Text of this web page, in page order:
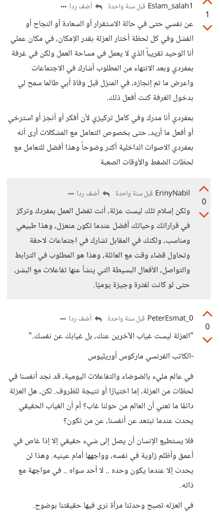
1
Eslam_salah1 قبل سنة واحدة أضف ردا
عن نفسي حتى في حالة الاستقرار أو السعادة أو النجاح أو
الفشل وفي كل لحظة أختار العزلة بقدر الإمكان، في مكان عملي
أنا الوحيد تقريباً الذي لا يعمل في مساحة العمل ولكن في غرفة
بمفردي وبعد الانتهاء من المطلوب أشارك في الاجتماعات
واعرض ما تم إنجازه، في المنزل قبل وفاة أبي طالما سمح لي
بدخول الغرفة كنت أفعل ذلك.
بمفردي أنا مدرك وفي كامل تركيزي لأن أفكر أو أنجز أو استرخي
أو أفعل ما أريد، حتى بخصوص التعامل مع المشكلات أرى أنه
بمفردي الاصوات الداخلية أكثر وضوحاً وهذا أفضل للتعامل مع
لحظات الضغط والأوقات الصعبة
0
ErinyNabil قبل سنة واحدة أضف ردا
ولكن إسلام تلك ليست عزلة، أنت تفضل العمل بمفردك وتركز
في قراراتك وحياتك أفضل عندما تكون منعزل، وهذا طبيعي
ومناسب، ولكنك في المقابل تشارك في اجتماعات لاحقة
وتحاول قضاء وقت مع العائلة، وهذا هو المطلوب في الترابط
والتواصل، الأفعال البسيطة التي ينشأ عنها تفاعلات مع البشر،
حتى لو كانت لفترة وجيزة يوميًا.
0
PeterEsmat_0 قبل سنة واحدة أضف ردا
"العزلة ليست غياب الآخرين عنك، بل غيابك عن نفسك."
-الكاتب الفرنسي ماركوس أوريليوس
في عالم مليء بالضوضاء والتفاعلات اليومية، قد نجد أنفسنا في
لحظات من العزلة، إما اختيارًا أو نتيجة للظروف. لكن، هل العزلة
دائمًا ما تعني أن العالم من حولنا غاب؟ أم أن الغياب الحقيقي
يحدث عندما نبتعد عن أنفسنا، عن من نكون؟
فلا يستطيع الإنسان أن يصل إلى شيء حقيقي إلا إذا غاص في
أعمق وأظلم زاوية في نفسه، وواجهها أمام عينيه. وهذا لن
يحدث إلا عندما يكون وحده .. لا أحد سواه .. في مواجهة مع
ذاته.
في العزله تصبح وحدتنا مرآة نرى فيها حقيقتنا بوضوح.